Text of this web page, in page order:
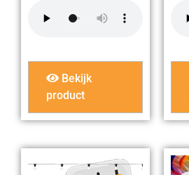
Bekijk
product